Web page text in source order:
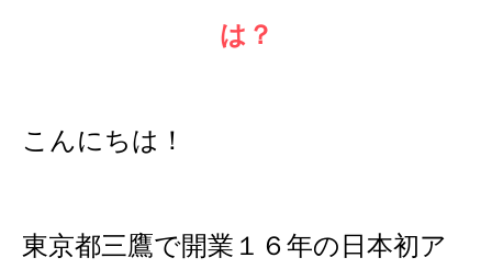
は？
こんにちは！
東京都三鷹で開業１６年の日本初ア